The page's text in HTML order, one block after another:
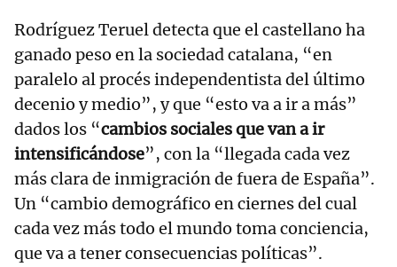
Rodríguez Teruel detecta que el castellano ha
ganado peso en la sociedad catalana, “en
paralelo al procés independentista del último
decenio y medio”, y que “esto va a ir a más”
dados los “cambios sociales que van a ir
intensificándose”, con la “llegada cada vez
más clara de inmigración de fuera de España”.
Un “cambio demográfico en ciernes del cual
cada vez más todo el mundo toma conciencia,
que va a tener consecuencias políticas”.